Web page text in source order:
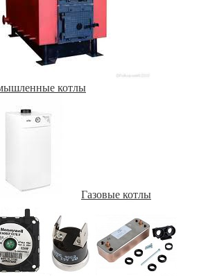
котлы
Газовые котлы